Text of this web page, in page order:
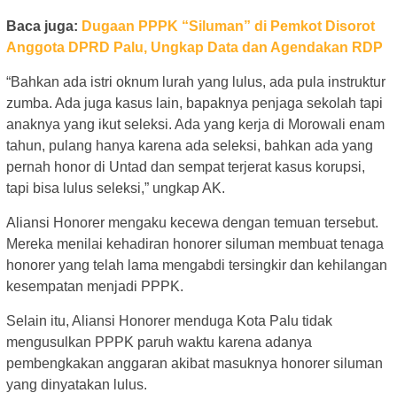
Baca juga: Dugaan PPPK “Siluman” di Pemkot Disorot
Anggota DPRD Palu, Ungkap Data dan Agendakan RDP
“Bahkan ada istri oknum lurah yang lulus, ada pula instruktur
zumba. Ada juga kasus lain, bapaknya penjaga sekolah tapi
anaknya yang ikut seleksi. Ada yang kerja di Morowali enam
tahun, pulang hanya karena ada seleksi, bahkan ada yang
pernah honor di Untad dan sempat terjerat kasus korupsi,
tapi bisa lulus seleksi,” ungkap AK.
Aliansi Honorer mengaku kecewa dengan temuan tersebut.
Mereka menilai kehadiran honorer siluman membuat tenaga
honorer yang telah lama mengabdi tersingkir dan kehilangan
kesempatan menjadi PPPK.
Selain itu, Aliansi Honorer menduga Kota Palu tidak
mengusulkan PPPK paruh waktu karena adanya
pembengkakan anggaran akibat masuknya honorer siluman
yang dinyatakan lulus.